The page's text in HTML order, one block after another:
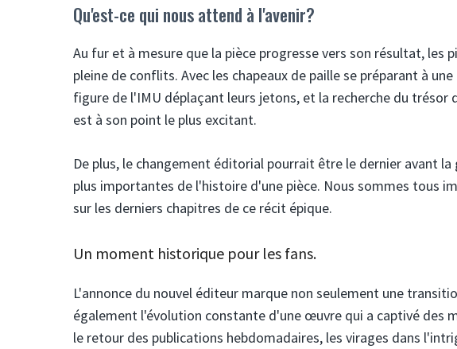
Qu'est-ce qui nous attend à l'avenir?
Au fur et à mesure que la pièce progresse vers son résultat, les
pleine de conflits. Avec les chapeaux de paille se préparant à
figure de l'IMU déplaçant leurs jetons, et la recherche du trésor
est à son point le plus excitant.
De plus, le changement éditorial pourrait être le dernier avant
plus importantes de l'histoire d'une pièce. Nous sommes tous
sur les derniers chapitres de ce récit épique.
Un moment historique pour les fans.
L'annonce du nouvel éditeur marque non seulement une
également l'évolution constante d'une œuvre qui a captivé des
le retour des publications hebdomadaires, les virages dans